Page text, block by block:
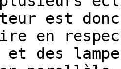
est
en
des